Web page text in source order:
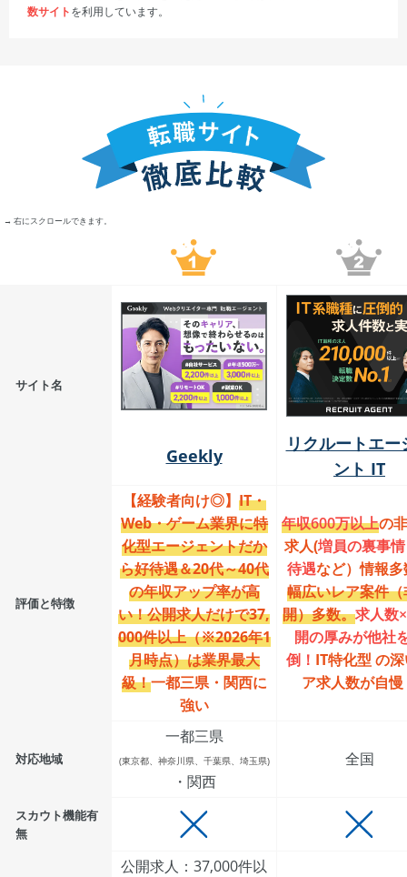
数サイトを利用しています。
→ 右にスクロールできます。
サイト名
Geekly
リクルートエー
ント IT
評価と特徴
【経験者向け◎】 IT・
Web・ゲーム業界に特
化型エージェントだか
ら好待遇＆20代～40代
の年収アップ率が高
い！公開求人だけで37,
000件以上（※2026年1
月時点）は業界最大
級！一都三県・関西に
強い
年収600万以上の
求人(増員の裏事
待遇など）情報多
幅広いレア案件（
開）多数。求人数
開の厚みが他社
倒！ IT特化型 の
ア求人数が自慢
対応地域
一都三県
(東京都、神奈川県、千葉県、埼玉県)
・関西
全国
スカウト機能有
無
公開求人：37,000件以